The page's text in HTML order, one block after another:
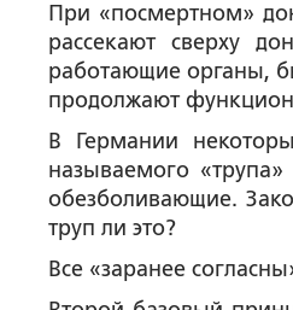
При «посмертном»
рассекают сверху
работающие органы,
продолжают
В Германии
называемого
обезболивающие.
труп ли это?
Все «заранее